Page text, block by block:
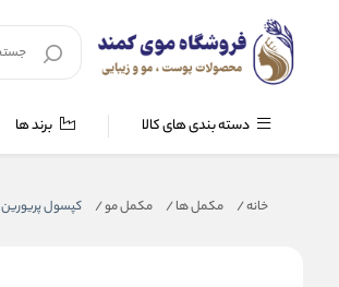
دسته بندی های کالا برند ها
خانه/ مکمل ها/ مکمل مو/ کپسول پریورین